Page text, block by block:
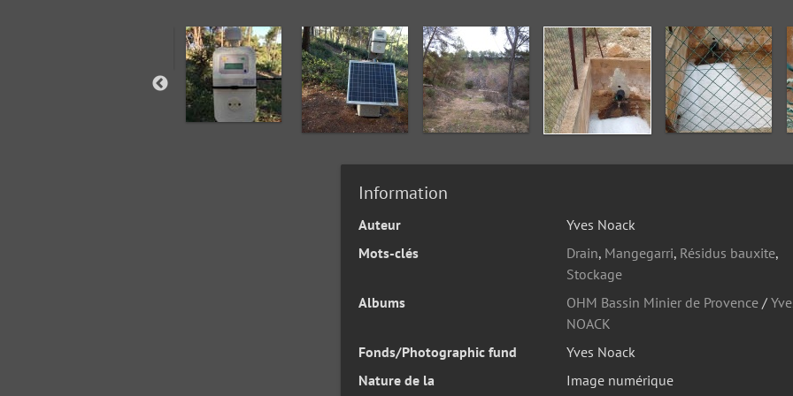
Information
Auteur
Yves Noack
Mots-clés
Drain, Mangegarri, Résidus bauxite,
Stockage
Albums
OHM Bassin Minier de Provence/
NOACK
Fonds/Photographic fund
Yves Noack
Nature de la
Image numérique